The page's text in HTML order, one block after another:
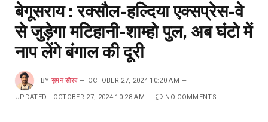
बेगूसराय : रक्सौल-हल्दिया एक्सप्रेस-वे
से जुड़ेगा मटिहानी-शाम्हो पुल, अब घंटो में
नाप लेंगे बंगाल की दूरी
BY सुमन सौरब OCTOBER 27, 2024 10:20 AM
UPDATED: OCTOBER 27, 2024 10:28 AM NO COMMENTS